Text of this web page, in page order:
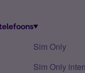
Sim Only
Sim Only